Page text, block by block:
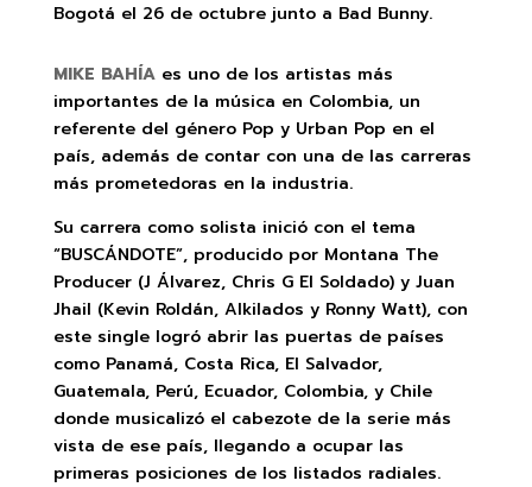
Bogotá el 26 de octubre junto a Bad Bunny.
MIKE BAHÍAes uno de los artistas más
importantes de la música en Colombia, un
referente del género Pop y Urban Pop en el
país, además de contar con una de las carreras
más prometedoras en la industria.
Su carrera como solista inició con el tema
“BUSCÁNDOTE”, producido por Montana The
Producer (J Álvarez, Chris G El Soldado) y Juan
Jhail (Kevin Roldán, Alkilados y Ronny Watt), con
este single logró abrir las puertas de países
como Panamá, Costa Rica, El Salvador,
Guatemala, Perú, Ecuador, Colombia, y Chile
donde musicalizó el cabezote de la serie más
vista de ese país, llegando a ocupar las
primeras posiciones de los listados radiales.